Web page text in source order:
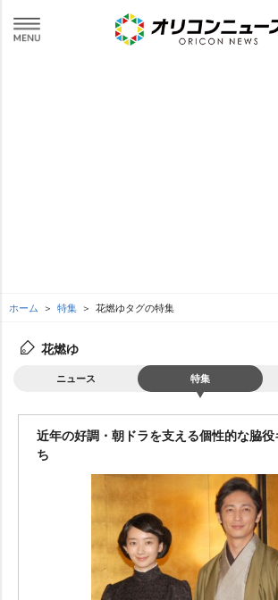
ホーム 特集 花燃ゆタグの特集
花燃ゆ
ニュース 特集
近年の好調・朝ドラを支える個性的な脇
ち